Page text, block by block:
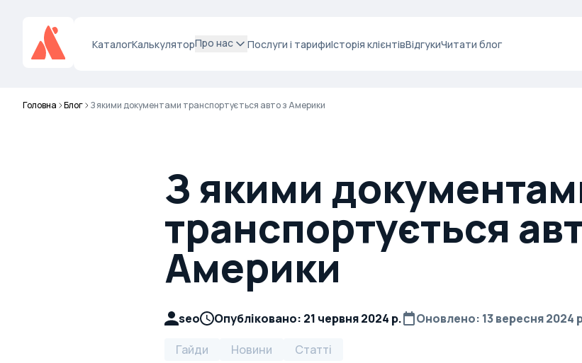
КаталогКалькуляторПро нас Послуги і тарифиІсторія клієнтівВідгукиЧитати блог
Головна Блог З якими документами транспортується авто з Америки
З якими
транспортується
Америки
seo Опубліковано: 21 червня 2024 р. Оновлено: 13 вересня 2024
Гайди
Новини Статті